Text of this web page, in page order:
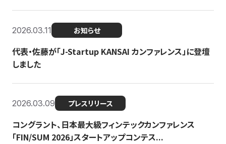
2026.03.11 お知らせ
代表・佐藤が「J-Startup KANSAI カンファレンス」に登壇
しました
2026.03.09 プレスリリース
コングラント、日本最大級フィンテックカンファレンス
「FIN/SUM 2026」スタートアップコンテス...